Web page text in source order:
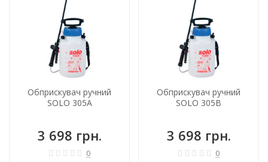
Обприскувач ручний
SOLO 305A
3 698 грн.
0
Обприскувач ручний
SOLO 305B
3 698 грн.
0